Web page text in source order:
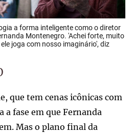
a forma inteligente como o diretor
Montenegro. 'Achei forte, muito
joga com nosso imaginário', diz
que tem cenas icônicas com
a fase em que Fernanda
Mas o plano final da